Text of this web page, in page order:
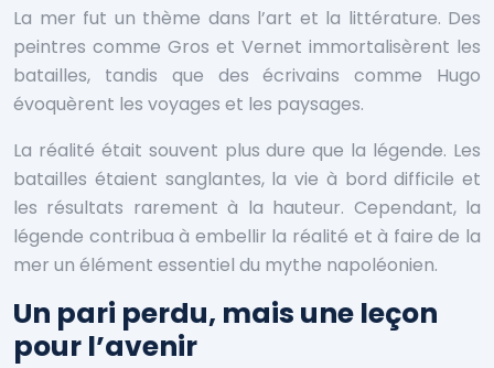
La mer fut un thème dans l’art et la littérature. Des
peintres comme Gros et Vernet immortalisèrent les
batailles, tandis que des écrivains comme Hugo
évoquèrent les voyages et les paysages.
La réalité était souvent plus dure que la légende. Les
batailles étaient sanglantes, la vie à bord difficile et
les résultats rarement à la hauteur. Cependant, la
légende contribua à embellir la réalité et à faire de la
mer un élément essentiel du mythe napoléonien.
Un pari perdu, mais une leçon
pour l’avenir